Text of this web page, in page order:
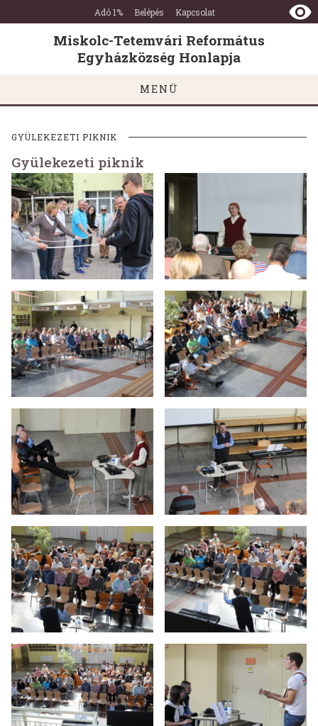
Miskolc-
Tetemvári
Református
Egyházközség
Honlapja
Ugrás a tartalomra
Ugrás a láblécre
Adó 1% Belépés Kapcsolat
Miskolc-Tetemvári Református
Egyházközség Honlapja
MENÜ
GYÜLEKEZETI PIKNIK
Gyülekezeti piknik